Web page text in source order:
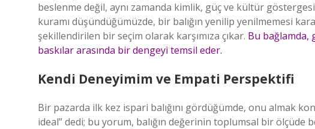
beslenme değil, aynı zamanda kimlik, güç ve kültür
kuramı düşündüğümüzde, bir balığın yenilip yenilmemesi
şekillendirilen bir seçim olarak karşımıza çıkar. Bu bağlamda,
baskılar arasında bir dengeyi temsil eder.
Kendi Deneyimim ve Empati Perspektifi
Bir pazarda ilk kez ispari balığını gördüğümde, onu almak
ideal” dedi; bu yorum, balığın değerinin toplumsal bir